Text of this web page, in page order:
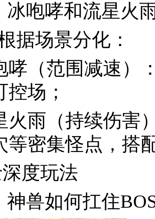
冰咆哮和流星火
据场景分化：
哮（范围减速）
场；
火雨（持续伤害
等密集怪点，搭
度玩法
神兽如何扛住